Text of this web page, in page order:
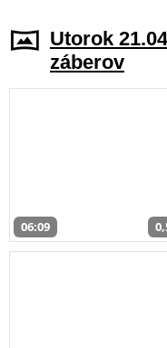
Utorok
záberov
06:09